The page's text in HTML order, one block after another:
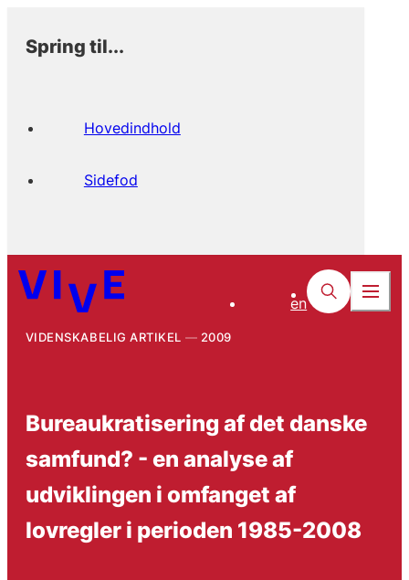
Spring til...
Hovedindhold
Sidefod
en
VIDENSKABELIG ARTIKEL 2009
Bureaukratisering af det danske
samfund? - en analyse af
udviklingen i omfanget af
lovregler i perioden 1985-2008